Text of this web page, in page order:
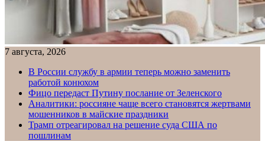
7 августа, 2026
В России службу в армии теперь можно заменить
работой конюхом
Фицо передаст Путину послание от Зеленского
Аналитики: россияне чаще всего становятся жертвами
мошенников в майские праздники
Трамп отреагировал на решение суда США по
пошлинам